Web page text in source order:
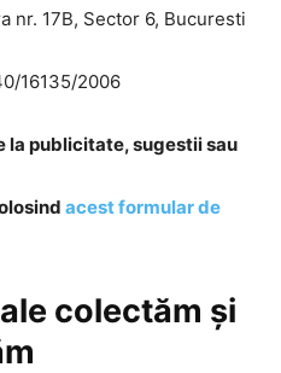
nr. 17B, Sector 6, Bucuresti
16135/2006
publicitate, sugestii sau
acest formular de
colectăm și